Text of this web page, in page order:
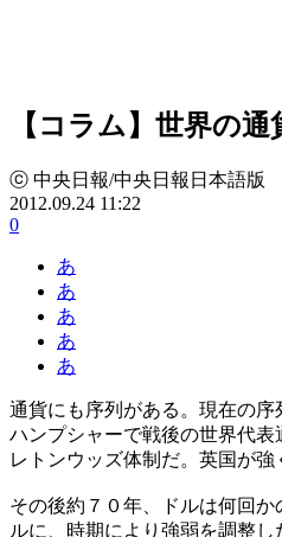
【コラム】世界の
ⓒ 中央日報/中央日報日本語版
2012.09.24 11:22
0
あ
あ
あ
あ
あ
通貨にも序列がある。現在の
ハンプシャーで戦後の世界代
レトンウッズ体制だ。英国が
その後約７０年、ドルは何回
ルに、時期により強弱を調整